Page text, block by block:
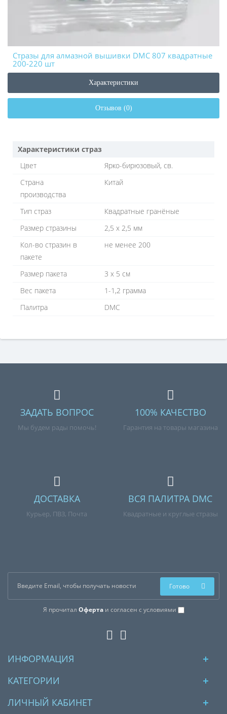
Стразы для алмазной вышивки DMC 807 квадратные
200-220 шт
Характеристики
Отзывов (0)
Характеристики страз
Цвет
Ярко-бирюзовый, св.
Страна
производства
Китай
Тип страз
Квадратные гранёные
Размер стразины
2,5 х 2,5 мм
Кол-во стразин в
пакете
не менее 200
Размер пакета
3 х 5 см
Вес пакета
1-1,2 грамма
Палитра
DMC
ЗАДАТЬ ВОПРОС
Мы будем рады помочь!
100% КАЧЕСТВО
Гарантия на товары магазина
ДОСТАВКА
Курьер, ПВЗ, Почта
ВСЯ ПАЛИТРА DMC
Квадратные и круглые стразы
Я прочитал Офертаи согласен с условиями
Готово
ИНФОРМАЦИЯ
КАТЕГОРИИ
ЛИЧНЫЙ КАБИНЕТ